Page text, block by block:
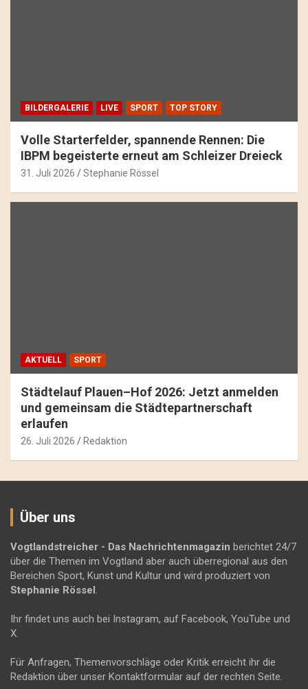
BILDERGALERIE LIVE SPORT TOP STORY
Volle Starterfelder, spannende Rennen: Die
IBPM begeisterte erneut am Schleizer Dreieck
31. Juli 2026 Stephanie Rössel
AKTUELL SPORT
Städtelauf Plauen–Hof 2026: Jetzt anmelden
und gemeinsam die Städtepartnerschaft
erlaufen
26. Juli 2026 Redaktion
Über uns
Vogtlandstreicher - Das Nachrichtenmagazin berichtet 24/7
über die Themen im Vogtland aber auch überregional aus den
Bereichen Sport, Kunst und Kultur und wird produziert von
Stephanie Rössel .
Ihr findet uns auch bei Instagram, auf Facebook, YouTube und
X.
Für Anfragen, Themenvorschläge oder Kritik erreicht ihr die
Redaktion über unser Kontaktformular auf der rechten Seite.